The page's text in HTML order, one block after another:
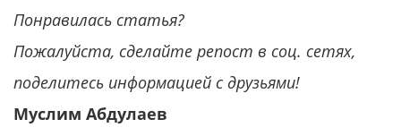
Понравилась статья?
Пожалуйста, сделайте репост в соц. сетях,
поделитесь информацией с друзьями!
Муслим Абдулаев